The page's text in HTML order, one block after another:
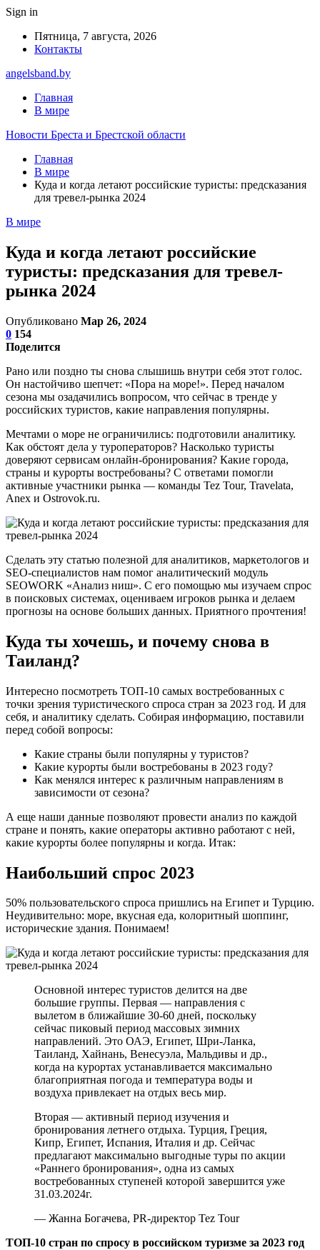
Sign in
Пятница, 7 августа, 2026
Контакты
angelsband.by
Главная
В мире
Новости Бреста и Брестской области
Главная
В мире
Куда и когда летают российские туристы: предсказания
для тревел-рынка 2024
В мире
Куда и когда летают российские
туристы: предсказания для тревел-
рынка 2024
Опубликовано Мар 26, 2024
0 154
Поделится
Рано или поздно ты снова слышишь внутри себя этот голос.
Он настойчиво шепчет: «Пора на море!». Перед началом
сезона мы озадачились вопросом, что сейчас в тренде у
российских туристов, какие направления популярны.
Мечтами о море не ограничились: подготовили аналитику.
Как обстоят дела у туроператоров? Насколько туристы
доверяют сервисам онлайн-бронирования? Какие города,
страны и курорты востребованы? С ответами помогли
активные участники рынка — команды Tez Tour, Travelata,
Anex и Ostrovok.ru.
Сделать эту статью полезной для аналитиков, маркетологов и
SEO-специалистов нам помог аналитический модуль
SEOWORK «Анализ ниш». С его помощью мы изучаем спрос
в поисковых системах, оцениваем игроков рынка и делаем
прогнозы на основе больших данных. Приятного прочтения!
Куда ты хочешь, и почему снова в
Таиланд?
Интересно посмотреть ТОП-10 самых востребованных с
точки зрения туристического спроса стран за 2023 год. И для
себя, и аналитику сделать. Собирая информацию, поставили
перед собой вопросы:
Какие страны были популярны у туристов?
Какие курорты были востребованы в 2023 году?
Как менялся интерес к различным направлениям в
зависимости от сезона?
А еще наши данные позволяют провести анализ по каждой
стране и понять, какие операторы активно работают с ней,
какие курорты более популярны и когда. Итак:
Наибольший спрос 2023
50% пользовательского спроса пришлись на Египет и Турцию.
Неудивительно: море, вкусная еда, колоритный шоппинг,
исторические здания. Понимаем!
Основной интерес туристов делится на две
большие группы. Первая — направления с
вылетом в ближайшие 30-60 дней, поскольку
сейчас пиковый период массовых зимних
направлений. Это ОАЭ, Египет, Шри-Ланка,
Таиланд, Хайнань, Венесуэла, Мальдивы и др.,
когда на курортах устанавливается максимально
благоприятная погода и температура воды и
воздуха привлекает на отдых весь мир.
Вторая — активный период изучения и
бронирования летнего отдыха. Турция, Греция,
Кипр, Египет, Испания, Италия и др. Сейчас
предлагают максимально выгодные туры по акции
«Раннего бронирования», одна из самых
востребованных ступеней которой завершится уже
31.03.2024г.
— Жанна Богачева, PR-директор Tez Tour
ТОП-10 стран по спросу в российском туризме за 2023 год